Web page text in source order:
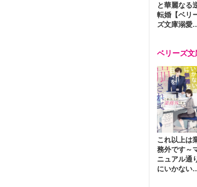
と華麗なる
転婚【ベリ
ズ文庫溺愛
ベリーズ
これ以上は
務外です～
ニュアル通
にいかない